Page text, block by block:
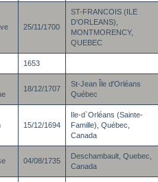
25/11/1700
ST-FRANCOIS (ILE
D'ORLEANS),
MONTMORENCY,
QUEBEC
1653
18/12/1707
St-Jean Île d'Orléans
Québec
15/12/1694
Ile-d`Orléans (Sainte-
Famille), Québec,
Canada
04/08/1735
Deschambault, Quebec,
Canada